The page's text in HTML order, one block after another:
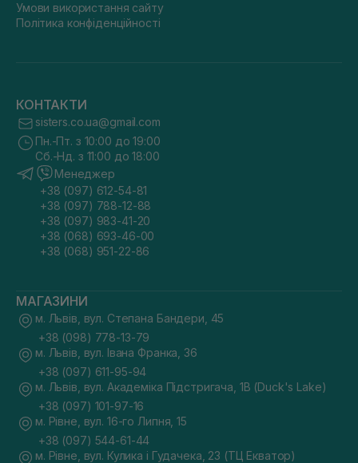
Умови використання сайту
Політика конфіденційності
КОНТАКТИ
sisters.co.ua@gmail.com
Пн.-Пт. з 10:00 до 19:00
Сб.-Нд. з 11:00 до 18:00
Менеджер
+38 (097) 612-54-81
+38 (097) 788-12-88
+38 (097) 983-41-20
+38 (068) 693-46-00
+38 (068) 951-22-86
МАГАЗИНИ
м. Львів, вул. Степана Бандери, 45
+38 (098) 778-13-79
м. Львів, вул. Івана Франка, 36
+38 (097) 611-95-94
м. Львів, вул. Академіка Підстригача, 1В (Duck's Lake)
+38 (097) 101-97-16
м. Рівне, вул. 16-го Липня, 15
+38 (097) 544-61-44
м. Рівне, вул. Кулика і Гудачека, 23 (ТЦ Екватор)